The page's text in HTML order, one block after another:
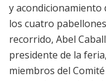
y acondicionamiento
los cuatro
recorrido, Abel
presidente de la
miembros del